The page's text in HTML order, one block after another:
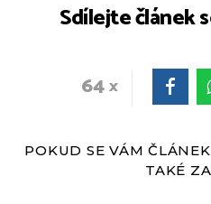
Sdílejte článek
64
POKUD SE VÁM
TAKÉ